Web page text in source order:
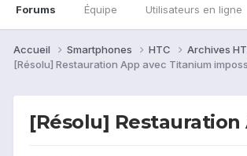
Forums Équipe Utilisateurs en ligne
Accueil Smartphones HTC Archives
[Résolu] Restauration App avec Titanium
[Résolu]